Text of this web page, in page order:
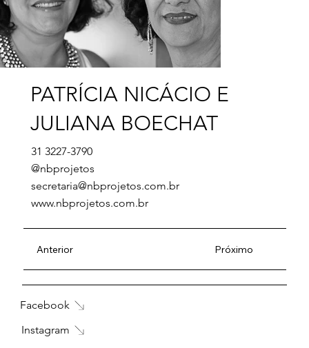
PATRÍCIA NICÁCIO E
JULIANA BOECHAT
31 3227-3790
@nbprojetos
secretaria@nbprojetos.com.br
www.nbprojetos.com.br
Anterior Próximo
Facebook
Instagram